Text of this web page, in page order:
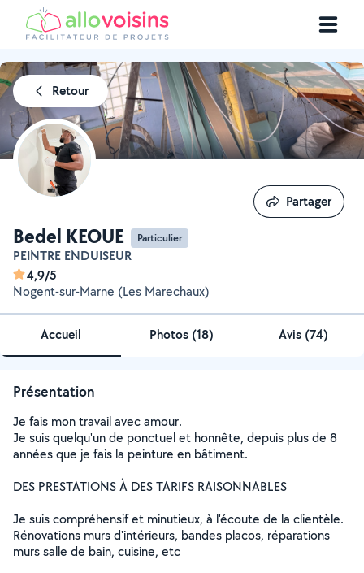
Retour
Bedel KEOUE Particulier
PEINTRE ENDUISEUR
4,9/5
Nogent-sur-Marne (Les Marechaux)
Partager
Partager
Accueil Photos (18) Avis (74)
Présentation
Je fais mon travail avec amour.
Je suis quelqu'un de ponctuel et honnête, depuis plus de 8
années que je fais la peinture en bâtiment.
DES PRESTATIONS À DES TARIFS RAISONNABLES
Je suis compréhensif et minutieux, à l'écoute de la clientèle.
Rénovations murs d'intérieurs, bandes placos, réparations
murs salle de bain, cuisine, etc